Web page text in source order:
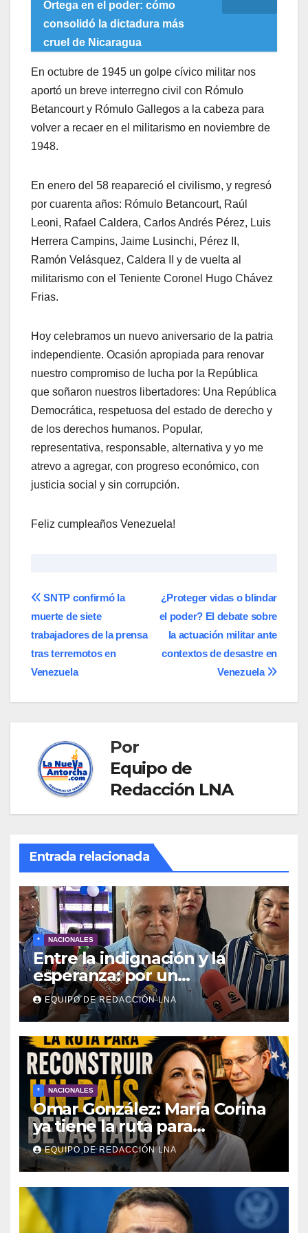
Ortega en el poder: cómo
consolidó la dictadura más
cruel de Nicaragua
En octubre de 1945 un golpe cívico militar nos
aportó un breve interregno civil con Rómulo
Betancourt y Rómulo Gallegos a la cabeza para
volver a recaer en el militarismo en noviembre de
1948.
En enero del 58 reapareció el civilismo, y regresó
por cuarenta años: Rómulo Betancourt, Raúl
Leoni, Rafael Caldera, Carlos Andrés Pérez, Luis
Herrera Campins, Jaime Lusinchi, Pérez II,
Ramón Velásquez, Caldera II y de vuelta al
militarismo con el Teniente Coronel Hugo Chávez
Frias.
Hoy celebramos un nuevo aniversario de la patria
independiente. Ocasión apropiada para renovar
nuestro compromiso de lucha por la República
que soñaron nuestros libertadores: Una República
Democrática, respetuosa del estado de derecho y
de los derechos humanos. Popular,
representativa, responsable, alternativa y yo me
atrevo a agregar, con progreso económico, con
justicia social y sin corrupción.
Feliz cumpleaños Venezuela!
Navegación
de
entradas
¿Proteger vidas o blindar
el poder? El debate sobre
la actuación militar ante
contextos de desastre en
Venezuela
SNTP confirmó la
muerte de siete
trabajadores de la prensa
tras terremotos en
Venezuela
Por
Equipo de
Redacción LNA
Entrada relacionada
* NACIONALES
Entre la indignación y la
esperanza: por un
movimiento de
reconstrucción y soberanía
nacional
EQUIPO DE REDACCIÓN LNA
* NACIONALES
Omar González: María Corina
ya tiene la ruta para
reconstruir Venezuela
EQUIPO DE REDACCIÓN LNA